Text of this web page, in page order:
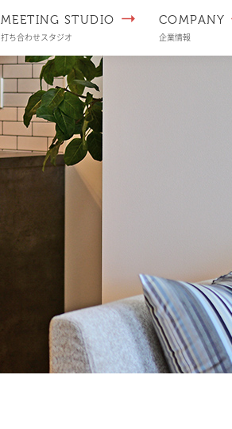
MEETING STUDIO
打ち合わせスタジオ
COMPANY
企業情報